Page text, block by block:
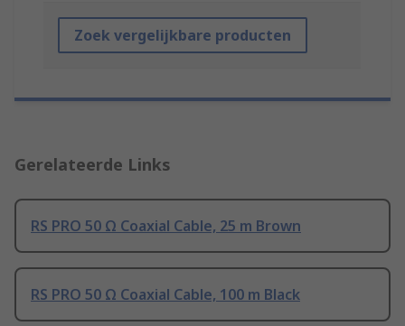
Zoek vergelijkbare producten
Gerelateerde Links
RS PRO 50 Ω Coaxial Cable, 25 m Brown
RS PRO 50 Ω Coaxial Cable, 100 m Black